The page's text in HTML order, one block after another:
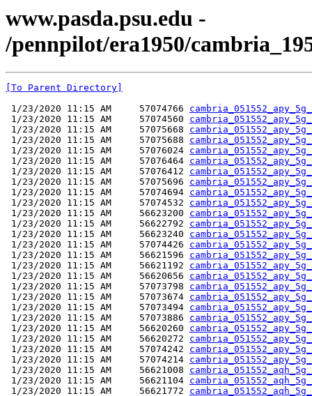
www.pasda.psu.edu -
/pennpilot/era1950/
[To Parent Directory]
1/23/2020 11:15 AM     57074766
1/23/2020 11:15 AM     57074560
1/23/2020 11:15 AM     57075668
1/23/2020 11:15 AM     57075688
1/23/2020 11:15 AM     57076024
1/23/2020 11:15 AM     57076464
1/23/2020 11:15 AM     57076412
1/23/2020 11:15 AM     57075696
1/23/2020 11:15 AM     57074694
1/23/2020 11:15 AM     57074532
1/23/2020 11:15 AM     56623200
1/23/2020 11:15 AM     56622792
1/23/2020 11:15 AM     56623240
1/23/2020 11:15 AM     57074426
1/23/2020 11:15 AM     56621596
1/23/2020 11:15 AM     56621192
1/23/2020 11:15 AM     56620656
1/23/2020 11:15 AM     57073798
1/23/2020 11:15 AM     57073674
1/23/2020 11:15 AM     57073494
1/23/2020 11:15 AM     57073886
1/23/2020 11:15 AM     56620260
1/23/2020 11:15 AM     56620272
1/23/2020 11:15 AM     57074242
1/23/2020 11:15 AM     57074214
1/23/2020 11:15 AM     56621008
1/23/2020 11:15 AM     56621104
1/23/2020 11:15 AM     56621772